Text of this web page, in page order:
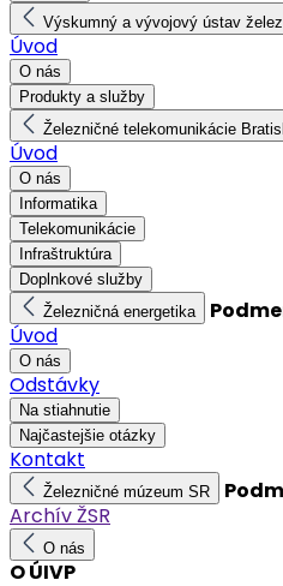
Výskumný a vývojový ústav
Úvod
O nás
Produkty a služby
Železničné telekomunikácie
Úvod
O nás
Informatika
Telekomunikácie
Infraštruktúra
Doplnkové služby
Železničná energetika
Úvod
O nás
Odstávky
Na stiahnutie
Najčastejšie otázky
Kontakt
Železničné múzeum SR
Archív ŽSR
O nás
O ÚIVP